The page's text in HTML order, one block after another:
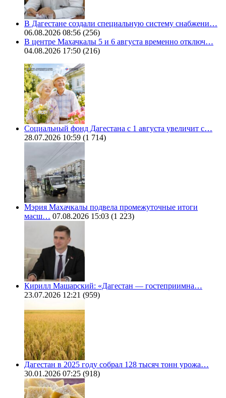
В Дагестане создали специальную систему снабжени…
06.08.2026 08:56 (256)
В центре Махачкалы 5 и 6 августа временно отключ…
04.08.2026 17:50 (216)
Социальный фонд Дагестана с 1 августа увеличит с…
28.07.2026 10:59 (1 714)
Мэрия Махачкалы подвела промежуточные итоги
масш… 07.08.2026 15:03 (1 223)
Кирилл Машарский: «Дагестан — гостеприимна…
23.07.2026 12:21 (959)
Дагестан в 2025 году собрал 128 тысяч тонн урожа…
30.01.2026 07:25 (918)